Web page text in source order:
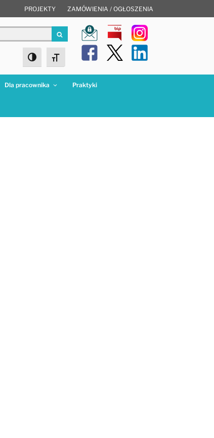
PROJEKTY ZAMÓWIENIA / OGŁOSZENIA
Szukaj
Toggle High Contrast
Toggle Font size
Dla pracownika Praktyki